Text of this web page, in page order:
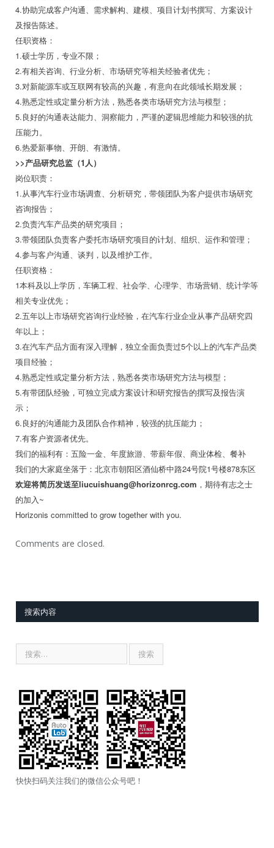
4.协助完成客户沟通、需求解构、建模、项目计划书撰写、方案设计
及报告陈述。
任职资格：
1.硕士学历，专业不限；
2.有相关咨询、行业分析、市场研究等相关经验者优先；
3.对新能源车或互联网有较高的兴趣，有意向在此领域长期发展；
4.熟悉定性或定量分析方法，熟悉各类市场研究方法与模型；
5.良好的沟通表达能力、洞察能力，严谨的逻辑思维能力和较强的抗
压能力。
6.热爱新事物、开朗、有激情。
>>产品研究总监（1人）
岗位职责：
1.从事汽车行业市场调查、分析研究，带领团队为客户提供市场研究
咨询报告；
2.负责汽车产品类的研究项目；
3.带领团队负责客户委托市场研究项目的计划、组织、运作和管理；
4.参与客户沟通、谈判，以及维护工作。
任职资格：
1本科及以上学历，车辆工程、社会学、心理学、市场营销、统计学等
相关专业优先；
2.五年以上市场研究咨询行业经验，在汽车行业企业从事产品研究四
年以上；
3.在汽车产品方面有深入理解，独立全面负责过5个以上的汽车产品类
项目经验；
4.熟悉定性或定量分析方法，熟悉各类市场研究方法与模型；
5.有带团队经验，可独立完成方案设计和研究报告的撰写及报告演
示；
6.良好的沟通能力及团队合作精神，较强的抗压能力；
7.有客户资源者优先。
我们的福利有：五险一金、年度旅游、带薪年假、商业体检、餐补
我们的大家庭坐落于：北京市朝阳区酒仙桥中路24号院1号楼878东区
欢迎将简历发送至liucuishuang@horizonrcg.com ，期待有志之士
的加入~
Horizonis committed to grow together with you.
Comments are closed.
搜索内容
快快扫码关注我们的微信公众号吧！